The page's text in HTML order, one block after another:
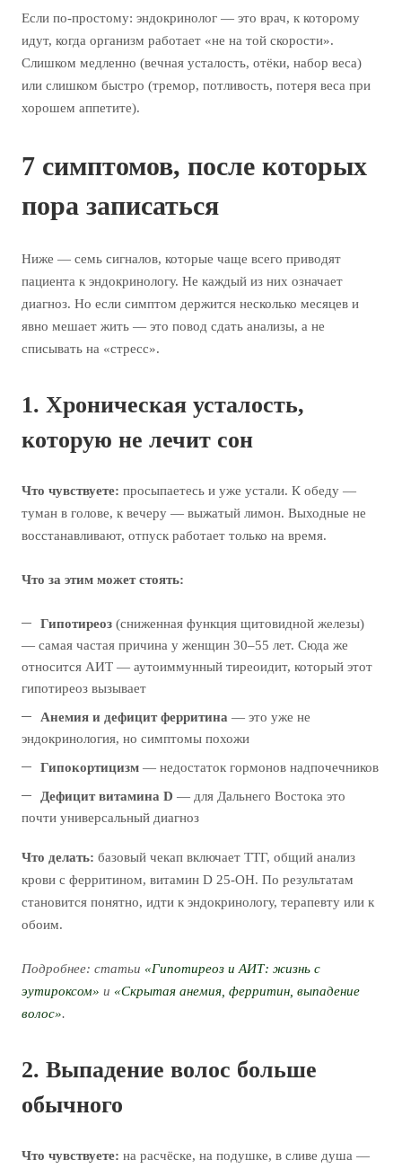
Если по-простому: эндокринолог — это врач, к которому
идут, когда организм работает «не на той скорости».
Слишком медленно (вечная усталость, отёки, набор веса)
или слишком быстро (тремор, потливость, потеря веса при
хорошем аппетите).
7 симптомов, после которых
пора записаться
Ниже — семь сигналов, которые чаще всего приводят
пациента к эндокринологу. Не каждый из них означает
диагноз. Но если симптом держится несколько месяцев и
явно мешает жить — это повод сдать анализы, а не
списывать на «стресс».
1. Хроническая усталость,
которую не лечит сон
Что чувствуете: просыпаетесь и уже устали. К обеду —
туман в голове, к вечеру — выжатый лимон. Выходные не
восстанавливают, отпуск работает только на время.
Что за этим может стоять:
Гипотиреоз (сниженная функция щитовидной железы)
— самая частая причина у женщин 30–55 лет. Сюда же
относится АИТ — аутоиммунный тиреоидит, который этот
гипотиреоз вызывает
Анемия и дефицит ферритина — это уже не
эндокринология, но симптомы похожи
Гипокортицизм — недостаток гормонов надпочечников
Дефицит витамина D — для Дальнего Востока это
почти универсальный диагноз
Что делать: базовый чекап включает ТТГ, общий анализ
крови с ферритином, витамин D 25-OH. По результатам
становится понятно, идти к эндокринологу, терапевту или к
обоим.
Подробнее: статьи «Гипотиреоз и АИТ: жизнь с
эутироксом» и «Скрытая анемия, ферритин, выпадение
волос».
2. Выпадение волос больше
обычного
Что чувствуете: на расчёске, на подушке, в сливе душа —